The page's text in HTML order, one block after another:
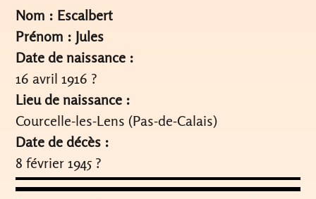
Nom : Escalbert
Prénom : Jules
Date de naissance :
16 avril 1916 ?
Lieu de naissance :
Courcelle-les-Lens (Pas-de-Calais)
Date de décès :
8 février 1945 ?